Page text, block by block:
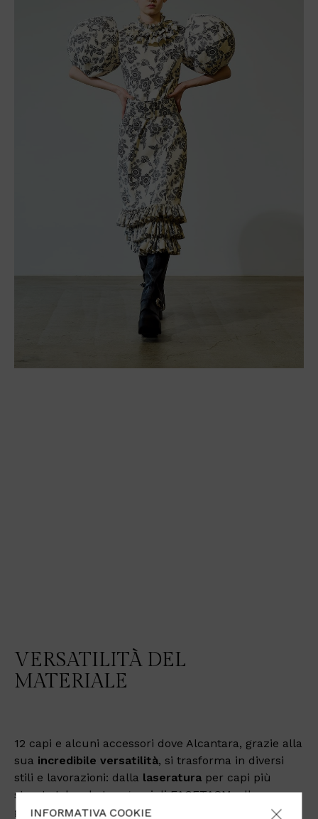
VERSATILITÀ DEL
MATERIALE
12 capi e alcuni accessori dove Alcantara, grazie alla
sua incredibile versatilità, si trasforma in diversi
stili e lavorazioni: dalla laseratura per capi più
street style ed eterogenei di FACETASM, alla
goffraturae uno speciale intreccio di nodi in
INFORMATIVA COOKIE